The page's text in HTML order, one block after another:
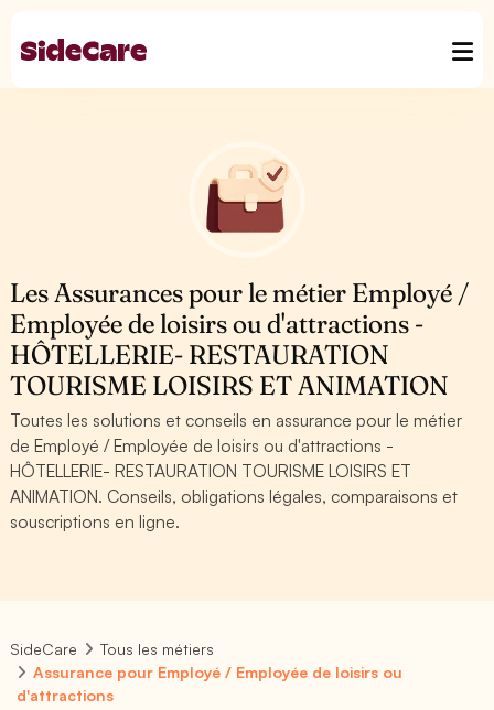
Les Assurances pour le métier Employé /
Employée de loisirs ou d'attractions -
HÔTELLERIE- RESTAURATION
TOURISME LOISIRS ET ANIMATION
Toutes les solutions et conseils en assurance pour le métier
de Employé / Employée de loisirs ou d'attractions -
HÔTELLERIE- RESTAURATION TOURISME LOISIRS ET
ANIMATION. Conseils, obligations légales, comparaisons et
souscriptions en ligne.
SideCare
Tous les métiers
Assurance pour Employé / Employée de loisirs ou
d'attractions